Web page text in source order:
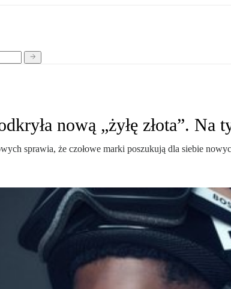
nową „żyłę złota”.
sprawia, że czołowe marki poszukują dla siebie